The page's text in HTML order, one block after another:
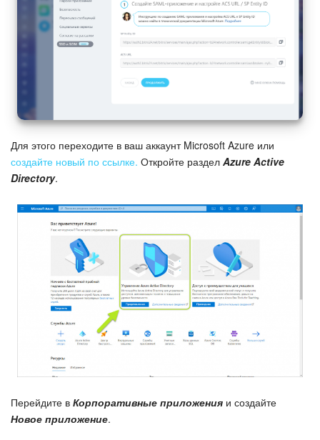
Для этого переходите в ваш аккаунт Microsoft Azure или
создайте новый по ссылке. Откройте раздел Azure Active
Directory.
Перейдите в Корпоративные приложения и создайте
Новое приложение.